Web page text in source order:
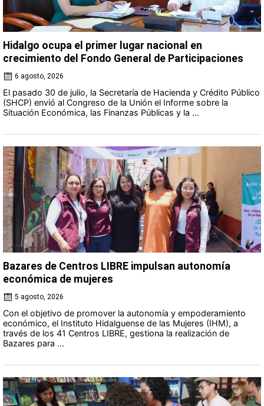
Hidalgo ocupa el primer lugar nacional en
crecimiento del Fondo General de Participaciones
6 agosto, 2026
El pasado 30 de julio, la Secretaría de Hacienda y Crédito Público
(SHCP) envió al Congreso de la Unión el Informe sobre la
Situación Económica, las Finanzas Públicas y la ...
Bazares de Centros LIBRE impulsan autonomía
económica de mujeres
5 agosto, 2026
Con el objetivo de promover la autonomía y empoderamiento
económico, el Instituto Hidalguense de las Mujeres (IHM), a
través de los 41 Centros LIBRE, gestiona la realización de
Bazares para ...